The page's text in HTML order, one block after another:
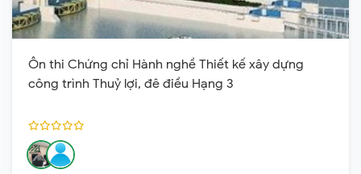
Ôn thi Chứng chỉ Hành nghề Thiết kế xây dựng
công trình Thuỷ lợi, đê điều Hạng 3